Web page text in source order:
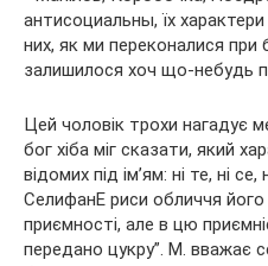
антисоциальны, їх
них, як ми переконалися при
залишилося хоч що-небудь
Цей чоловік трохи нагадує
бог хіба міг сказати, який
відомих під ім’ям: ні те, ні се,
СелифанЕ риси обличчя його
приємності, але в цю
передано цукру”. М. вважає